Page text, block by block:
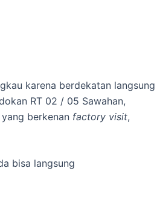
karena berdekatan langsung
RT 02 / 05 Sawahan,
berkenan factory visit,
bisa langsung